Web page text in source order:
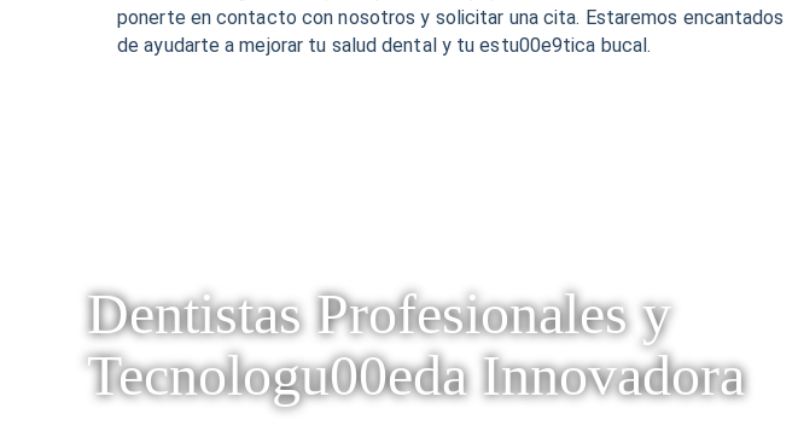
ponerte en contacto con nosotros y solicitar una cita. Estaremos encantados
de ayudarte a mejorar tu salud dental y tu estu00e9tica bucal.
Dentistas Profesionales y
Tecnologu00eda Innovadora